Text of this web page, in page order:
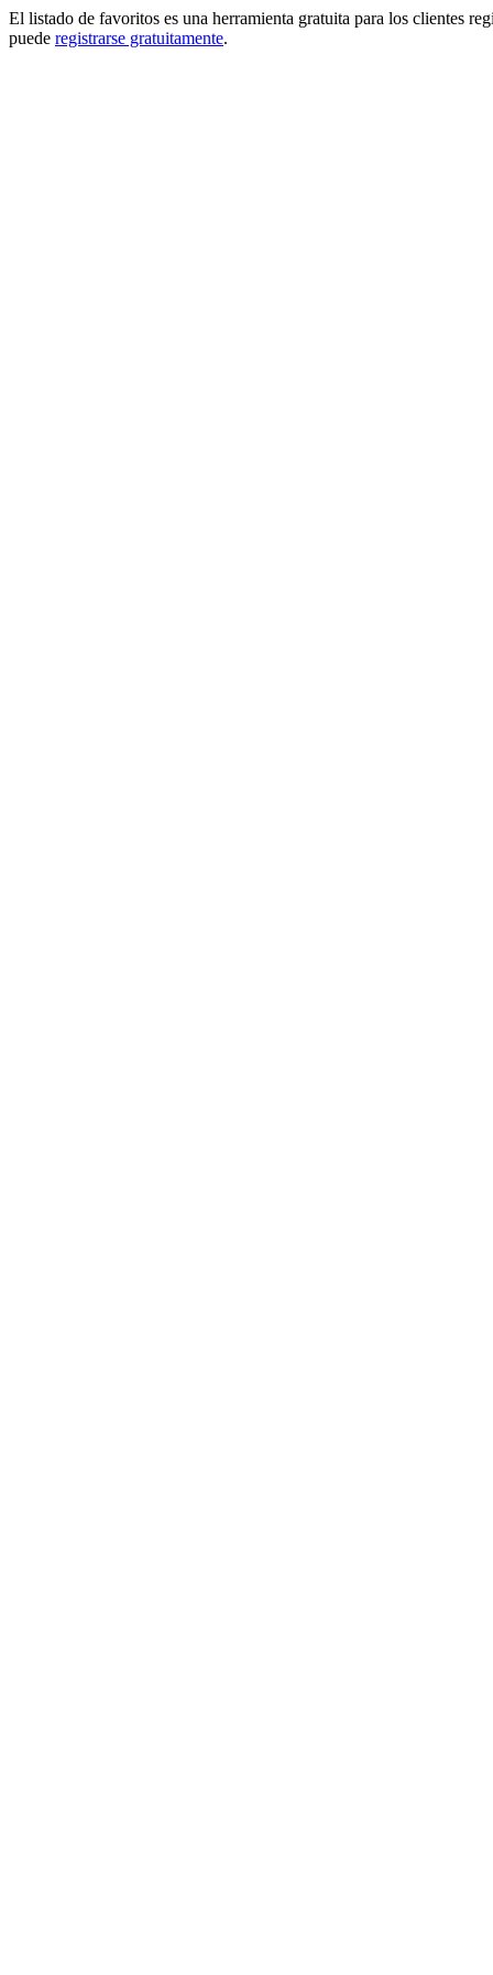
El listado de favoritos es una herramienta gratuita para los clientes
puede registrarse gratuitamente.